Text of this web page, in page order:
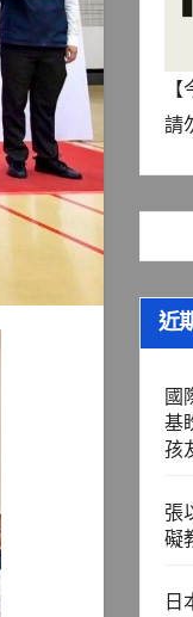
請
近
國
基
孩
張
礙
日